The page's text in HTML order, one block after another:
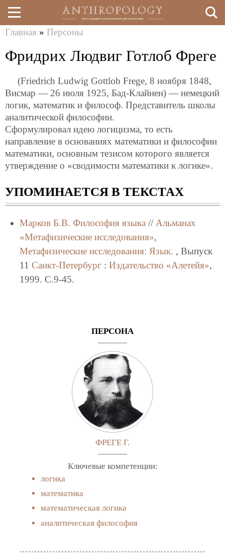
Перейти
к
содержанию
здесь
Главная » Персоны
Фридрих Людвиг Готлоб Фреге
(Friedrich Ludwig Gottlob Frege, 8 ноября 1848,
Висмар — 26 июля 1925, Бад-Клайнен) — немецкий
логик, математик и философ. Представитель школы
аналитической философии.
Сформулировал идею логицизма, то есть
направление в основаниях математики и философии
математики, основным тезисом которого является
утверждение о «сводимости математики к логике».
УПОМИНАЕТСЯ В ТЕКСТАХ
Марков Б.В. Философия языка// Альманах
«Метафизические исследования»,
Метафизические исследования: Язык. , Выпуск
11 Санкт-Петербург: Издательство «Алетейя»,
1999. C.9-45.
ПЕРСОНА
ФРЕГЕ Г.
Ключевые компетенции:
логика
математика
математическая логика
аналитическая философия